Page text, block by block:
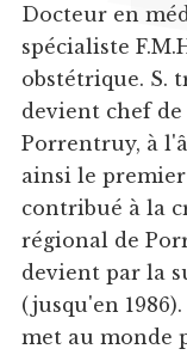
Docteur en
spécialiste
obstétrique. S.
devient chef
Porrentruy, à
ainsi le
contribué à la
régional de
devient par la
(jusqu'en
met au monde